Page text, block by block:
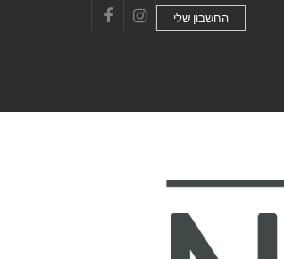
Instagram
החשבון שלי